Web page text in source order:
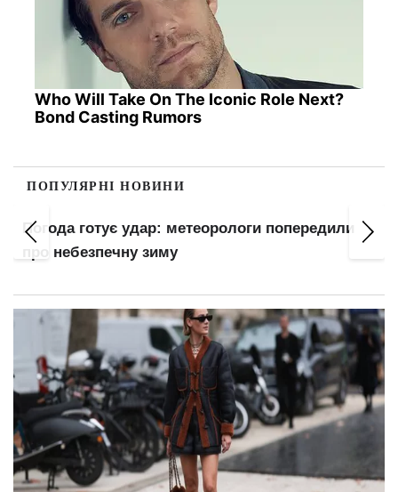
Who Will Take On The Iconic Role Next?
Bond Casting Rumors
ПОПУЛЯРНІ НОВИНИ
Понад 8,4 млн українців уже за кордоном:
названо реальну кількість тих, хто залишився